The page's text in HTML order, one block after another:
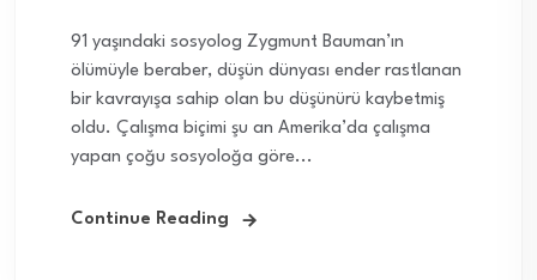
91 yaşındaki sosyolog Zygmunt Bauman’ın
ölümüyle beraber, düşün dünyası ender rastlanan
bir kavrayışa sahip olan bu düşünürü kaybetmiş
oldu. Çalışma biçimi şu an Amerika’da çalışma
yapan çoğu sosyoloğa göre...
Continue Reading